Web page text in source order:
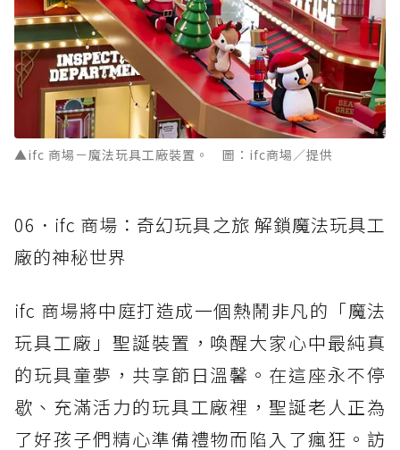
▲ifc 商場－魔法玩具工廠裝置。 圖：ifc商場／提供
06．ifc 商場：奇幻玩具之旅 解鎖魔法玩具工
廠的神秘世界
ifc 商場將中庭打造成一個熱鬧非凡的「魔法
玩具工廠」聖誕裝置，喚醒大家心中最純真
的玩具童夢，共享節日溫馨。在這座永不停
歇、充滿活力的玩具工廠裡，聖誕老人正為
了好孩子們精心準備禮物而陷入了瘋狂。訪